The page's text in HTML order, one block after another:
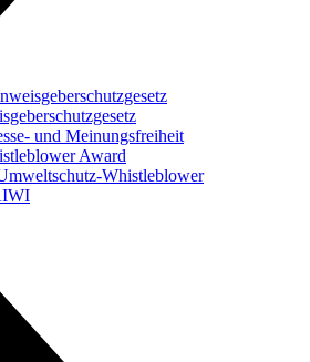
und Meinungsfreiheit
Award
Whistleblower